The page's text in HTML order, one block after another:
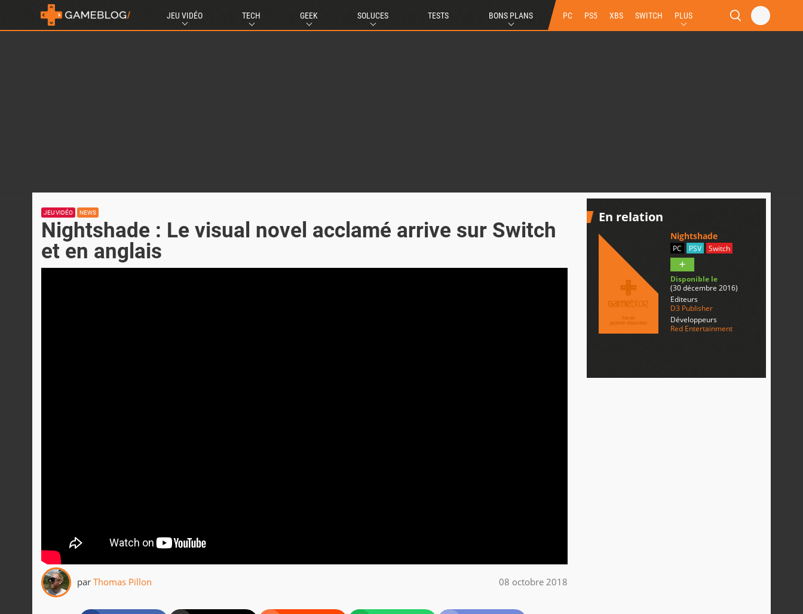
JEU VIDÉO TECH GEEK SOLUCES TESTS BONS PLANS PC PS5 XBS SWITCH PLUS
JEU VIDÉO NEWS
Nightshade : Le visual novel acclamé arrive sur Switch
et en anglais
par Thomas Pillon 08 octobre 2018
En relation
Nightshade
PC PSV Switch
Disponible le
(30 décembre 2016)
Editeurs
D3 Publisher
Développeurs
Red Entertainment